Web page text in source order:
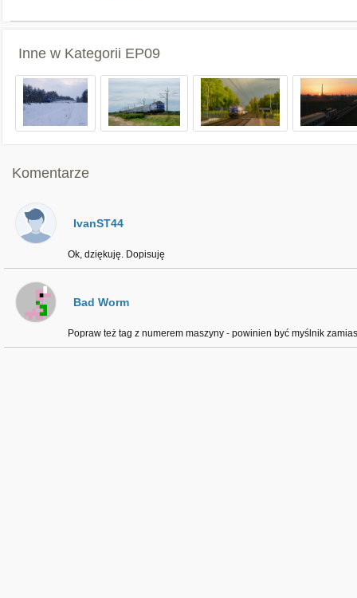
Inne w Kategorii EP09
Komentarze
IvanST44
Ok, dziękuję. Dopisuję
Bad Worm
Popraw też tag z numerem maszyny - powinien być myślnik